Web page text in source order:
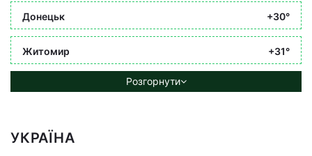
Донецьк +30°
Житомир +31°
Розгорнути
УКРАЇНА